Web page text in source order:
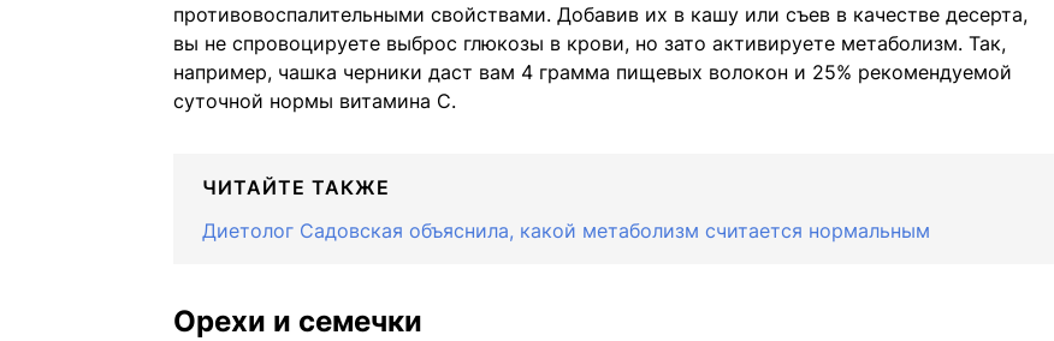
противовоспалительными свойствами. Добавив их в кашу или съев в качестве десерта,
вы не спровоцируете выброс глюкозы в крови, но зато активируете метаболизм. Так,
например, чашка черники даст вам 4 грамма пищевых волокон и 25% рекомендуемой
суточной нормы витамина С.
ЧИТАЙТЕ ТАКЖЕ
Диетолог Садовская объяснила, какой метаболизм считается нормальным
Орехи и семечки